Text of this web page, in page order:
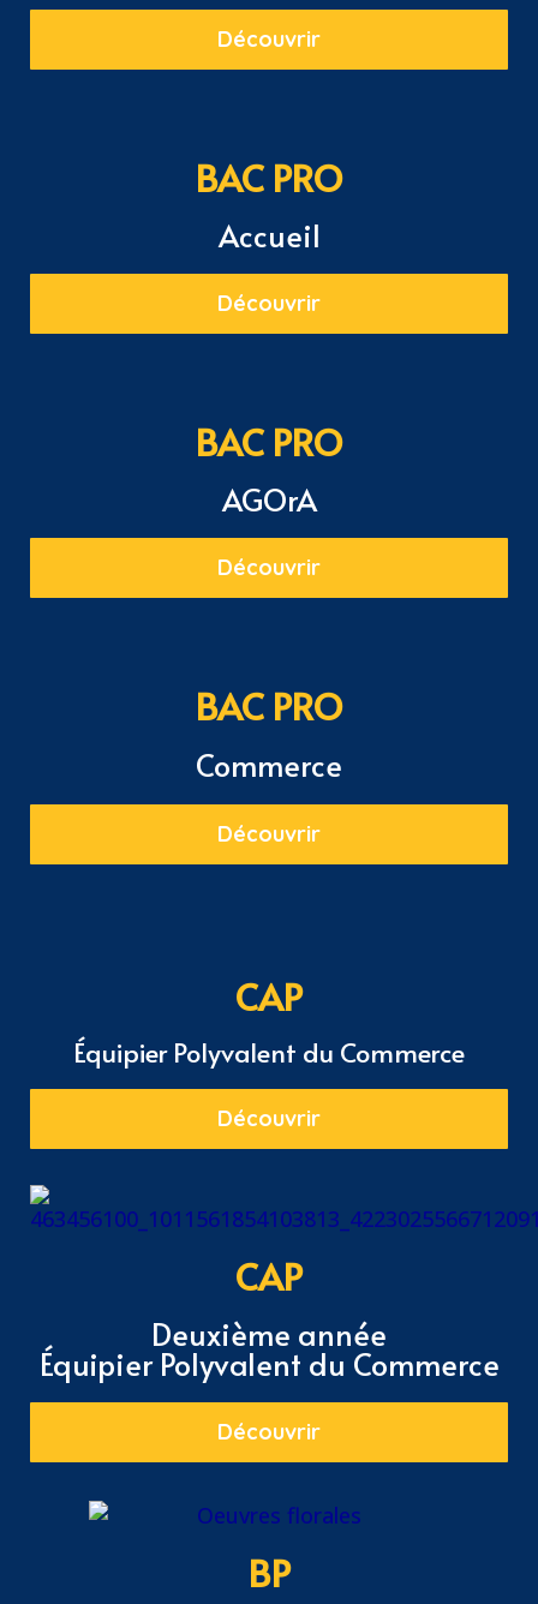
Découvrir
BAC PRO
Accueil
Découvrir
BAC PRO
AGOrA
Découvrir
BAC PRO
Commerce
Découvrir
CAP
Équipier Polyvalent du Commerce
Découvrir
CAP
Deuxième année
Équipier Polyvalent du Commerce
Découvrir
BP